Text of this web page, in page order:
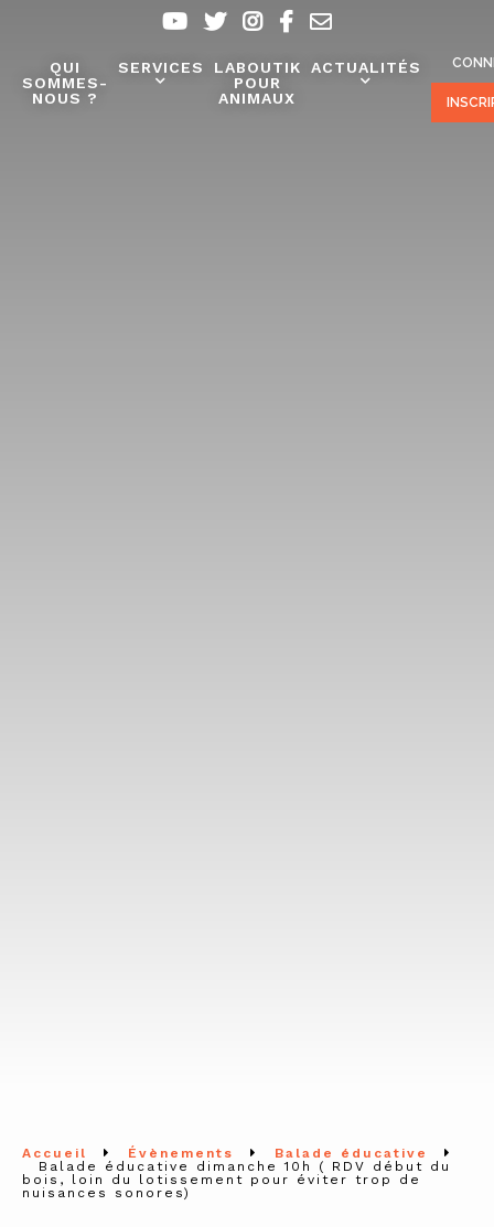
QUI
SOMMES-
NOUS ?
SERVICES
LABOUTIK
POUR
ANIMAUX
ACTUALITÉS
Accueil Évènements
Balade éducative
Balade éducative dimanche 10h ( RDV début du
bois, loin du lotissement pour éviter trop de
nuisances sonores)